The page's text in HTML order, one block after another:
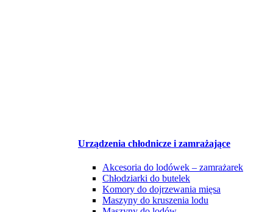
Urządzenia chłodnicze i zamrażające
Akcesoria do lodówek – zamrażarek
Chłodziarki do butelek
Komory do dojrzewania mięsa
Maszyny do kruszenia lodu